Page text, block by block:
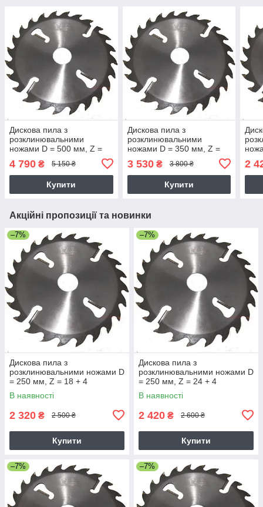
Дискова пила з
розклинювальними
ножами D = 500 мм, Z =
4 790 ₴ 5 150 ₴
Купити
Дискова пила з
розклинювальними
ножами D = 350 мм, Z =
3 530₴ 3 800 ₴
Купити
2
Акційні пропозиції та новинки
–7%
Дискова пила з
розклинювальними ножами D
= 250 мм, Z = 18 + 4
В наявності
2 320 ₴ 2 500 ₴
Купити
–7%
Дискова пила з
розклинювальними ножами D
= 250 мм, Z = 24 + 4
В наявності
2 420 ₴ 2 600 ₴
Купити
–7% –7%